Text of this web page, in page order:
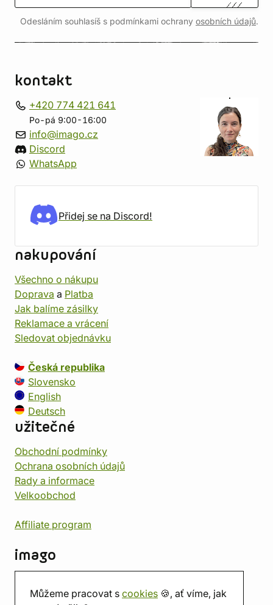
Můžeme pracovat s cookies 🍪, ať víme, jak
Odesláním souhlasíš s podmínkami ochrany osobních údajů.
kontakt
+420 774 421 641
Po-pá 9:00-16:00
info@imago.cz
Discord
WhatsApp
Přidej se na Discord!
nakupování
Všechno o nákupu
Doprava a Platba
Jak balíme zásilky
Reklamace a vrácení
Sledovat objednávku
Česká republika
Slovensko
English
Deutsch
užitečné
Obchodní podmínky
Ochrana osobních údajů
Rady a informace
Velkoobchod
Affiliate program
imago
Prodejna